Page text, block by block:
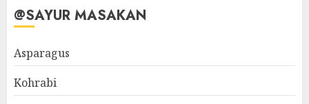
@SAYUR MASAKAN
Asparagus
Kohrabi